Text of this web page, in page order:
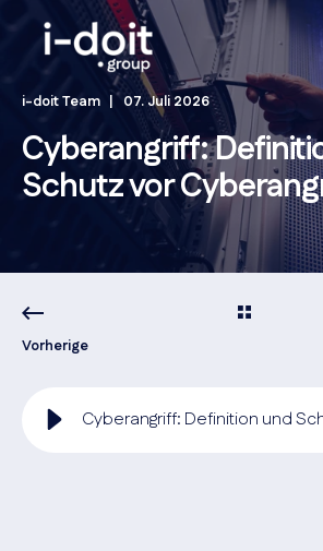
i-doit Team 07. Juli 2026
Cyberangriff:
Schutz vor
Vorherige